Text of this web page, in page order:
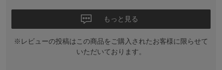
もっと見る
※レビューの投稿はこの商品をご購入されたお客様に限らせて
いただいております。